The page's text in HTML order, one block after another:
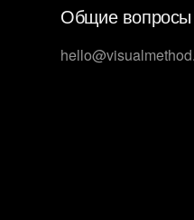
Общие вопросы